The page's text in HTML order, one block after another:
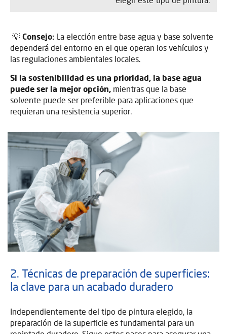
💡 Consejo: La elección entre base agua y base solvente
dependerá del entorno en el que operan los vehículos y
las regulaciones ambientales locales.
Si la sostenibilidad es una prioridad, la base agua
puede ser la mejor opción, mientras que la base
solvente puede ser preferible para aplicaciones que
requieran una resistencia superior.
2. Técnicas de preparación de superficies:
la clave para un acabado duradero
Independientemente del tipo de pintura elegido, la
preparación de la superficie es fundamental para un